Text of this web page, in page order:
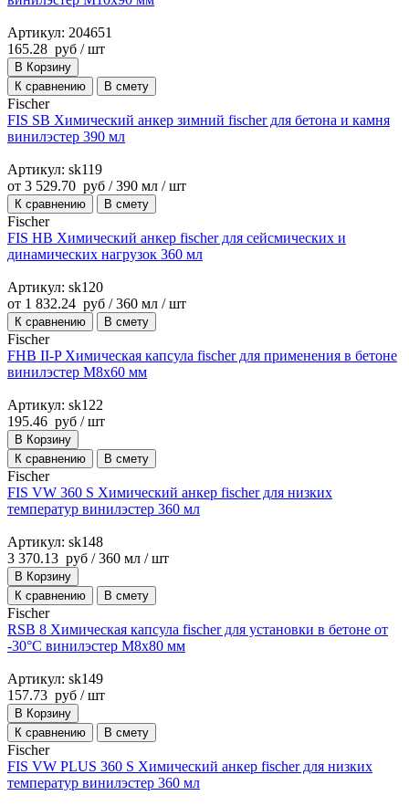
Артикул: 204651
165.28 руб / шт
В Корзину
К сравнению
В смету
Fischer
FIS SB Химический анкер зимний fischer для бетона и камня
винилэстер 390 мл
Артикул: sk119
от 3 529.70 руб / 390 мл / шт
К сравнению В смету
Fischer
FIS HB Химический анкер fischer для сейсмических и
динамических нагрузок 360 мл
Артикул: sk120
от 1 832.24 руб / 360 мл / шт
К сравнению В смету
Fischer
FHB II-P Химическая капсула fischer для применения в бетоне
винилэстер M8x60 мм
Артикул: sk122
195.46 руб / шт
В Корзину
К сравнению
В смету
Fischer
FIS VW 360 S Химический анкер fischer для низких
температур винилэстер 360 мл
Артикул: sk148
3 370.13 руб / 360 мл / шт
В Корзину
К сравнению
В смету
Fischer
RSB 8 Химическая капсула fischer для установки в бетоне от
-30°С винилэстер M8x80 мм
Артикул: sk149
157.73 руб / шт
В Корзину
К сравнению
В смету
Fischer
FIS VW PLUS 360 S Химический анкер fischer для низких
температур винилэстер 360 мл